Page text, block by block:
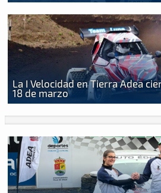
La I Velocidad en Tierra Adea
18 de marzo